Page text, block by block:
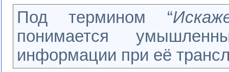
Под термином “
понимается
информации при её